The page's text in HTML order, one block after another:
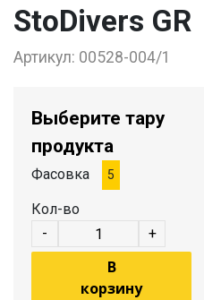
StoDivers GR
Артикул: 00528-004/1
Выберите тару
продукта
Фасовка 5
Кол-во
-
+
В
корзину